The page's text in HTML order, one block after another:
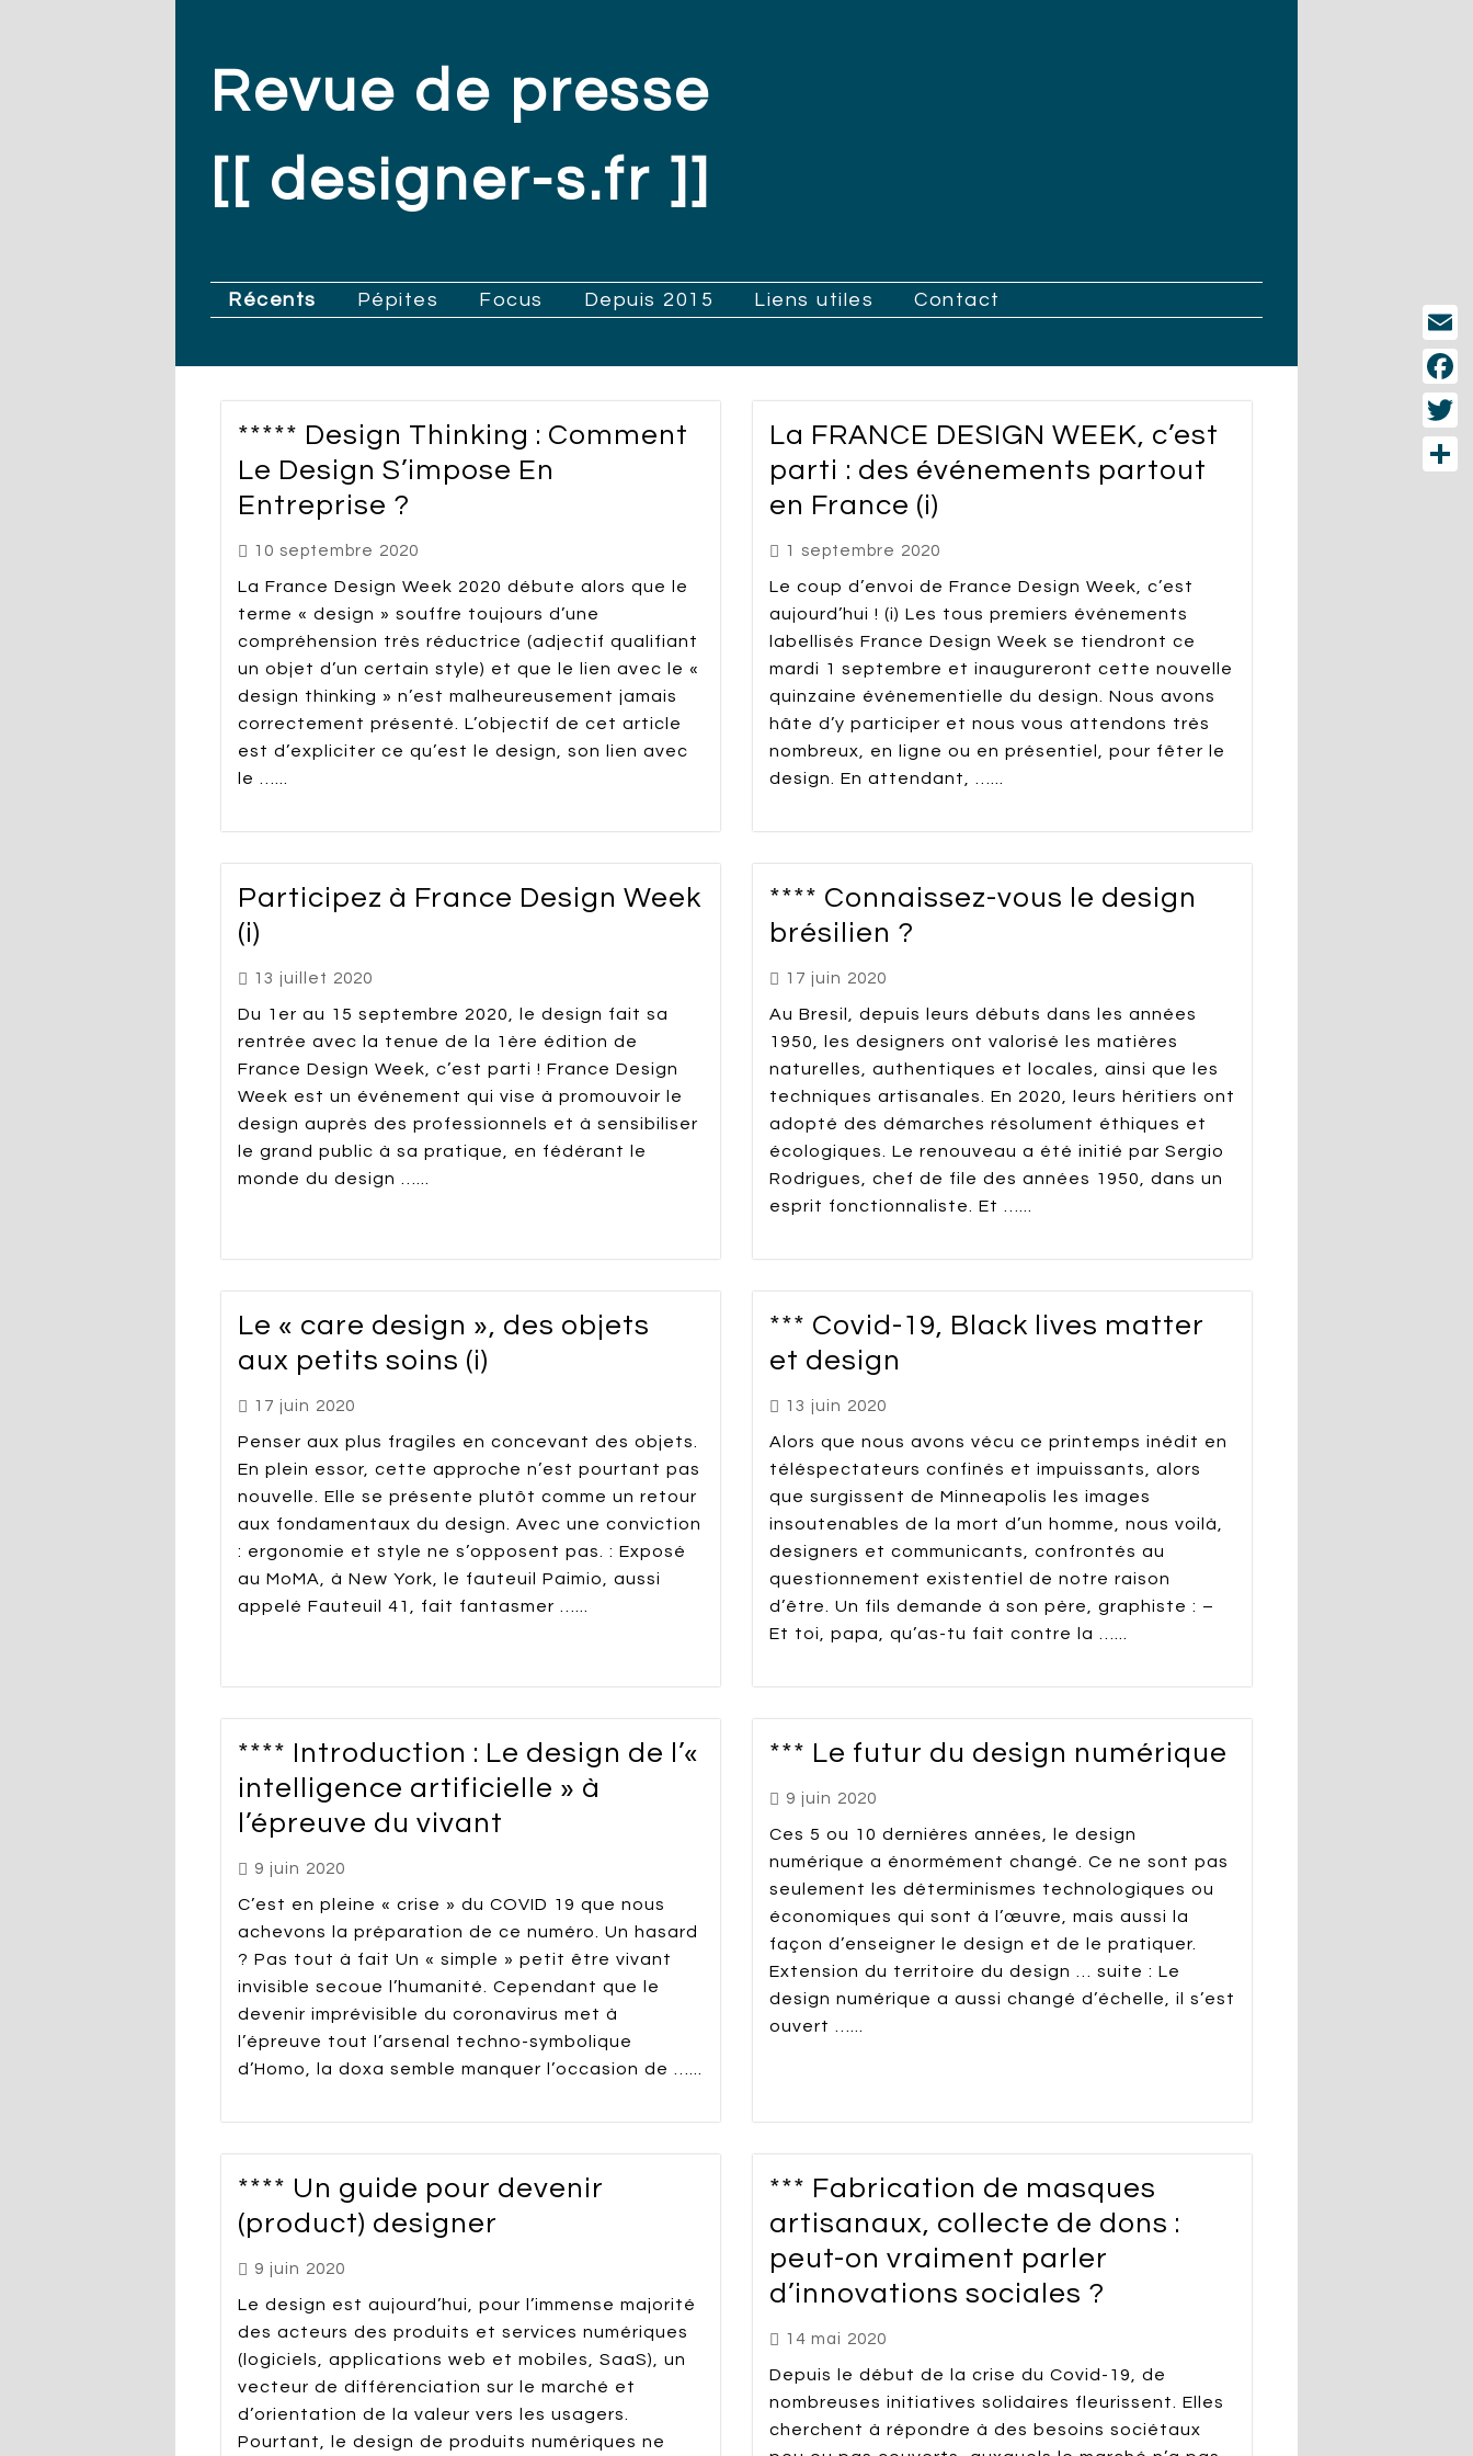
Revue de presse
[[ designer-s.fr ]]
Récents Pépites Focus Depuis 2015 Liens utiles Contact
***** Design Thinking : Comment
Le Design S’impose En
Entreprise ?
10 septembre 2020
La France Design Week 2020 débute alors que le
terme « design » souffre toujours d’une
compréhension très réductrice (adjectif qualifiant
un objet d’un certain style) et que le lien avec le «
design thinking » n’est malheureusement jamais
correctement présenté. L’objectif de cet article
est d’expliciter ce qu’est le design, son lien avec
le …...
La FRANCE DESIGN WEEK, c’est
parti : des événements partout
en France (i)
1 septembre 2020
Le coup d’envoi de France Design Week, c’est
aujourd’hui ! (i) Les tous premiers événements
labellisés France Design Week se tiendront ce
mardi 1 septembre et inaugureront cette nouvelle
quinzaine événementielle du design. Nous avons
hâte d’y participer et nous vous attendons très
nombreux, en ligne ou en présentiel, pour fêter le
design. En attendant, …...
Participez à France Design Week
(i)
13 juillet 2020
Du 1er au 15 septembre 2020, le design fait sa
rentrée avec la tenue de la 1ère édition de
France Design Week, c’est parti ! France Design
Week est un événement qui vise à promouvoir le
design auprès des professionnels et à sensibiliser
le grand public à sa pratique, en fédérant le
monde du design …...
**** Connaissez-vous le design
brésilien ?
17 juin 2020
Au Bresil, depuis leurs débuts dans les années
1950, les designers ont valorisé les matières
naturelles, authentiques et locales, ainsi que les
techniques artisanales. En 2020, leurs héritiers ont
adopté des démarches résolument éthiques et
écologiques. Le renouveau a été initié par Sergio
Rodrigues, chef de file des années 1950, dans un
esprit fonctionnaliste. Et …...
Le « care design », des objets
aux petits soins (i)
17 juin 2020
Penser aux plus fragiles en concevant des objets.
En plein essor, cette approche n’est pourtant pas
nouvelle. Elle se présente plutôt comme un retour
aux fondamentaux du design. Avec une conviction
: ergonomie et style ne s’opposent pas. : Exposé
au MoMA, à New York, le fauteuil Paimio, aussi
appelé Fauteuil 41, fait fantasmer …...
*** Covid-19, Black lives matter
et design
13 juin 2020
Alors que nous avons vécu ce printemps inédit en
téléspectateurs confinés et impuissants, alors
que surgissent de Minneapolis les images
insoutenables de la mort d’un homme, nous voilà,
designers et communicants, confrontés au
questionnement existentiel de notre raison
d’être. Un fils demande à son père, graphiste : –
Et toi, papa, qu’as-tu fait contre la …...
**** Introduction : Le design de l’«
intelligence artificielle » à
l’épreuve du vivant
9 juin 2020
C’est en pleine « crise » du COVID 19 que nous
achevons la préparation de ce numéro. Un hasard
? Pas tout à fait Un « simple » petit être vivant
invisible secoue l’humanité. Cependant que le
devenir imprévisible du coronavirus met à
l’épreuve tout l’arsenal techno-symbolique
d’Homo, la doxa semble manquer l’occasion de …...
*** Le futur du design numérique
9 juin 2020
Ces 5 ou 10 dernières années, le design
numérique a énormément changé. Ce ne sont pas
seulement les déterminismes technologiques ou
économiques qui sont à l’œuvre, mais aussi la
façon d’enseigner le design et de le pratiquer.
Extension du territoire du design … suite : Le
design numérique a aussi changé d’échelle, il s’est
ouvert …...
**** Un guide pour devenir
(product) designer
9 juin 2020
Le design est aujourd’hui, pour l’immense majorité
des acteurs des produits et services numériques
(logiciels, applications web et mobiles, SaaS), un
vecteur de différenciation sur le marché et
d’orientation de la valeur vers les usagers.
Pourtant, le design de produits numériques ne
*** Fabrication de masques
artisanaux, collecte de dons :
peut-on vraiment parler
d’innovations sociales ?
14 mai 2020
Depuis le début de la crise du Covid-19, de
nombreuses initiatives solidaires fleurissent. Elles
cherchent à répondre à des besoins sociétaux
Email